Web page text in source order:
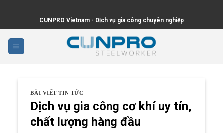
content
CUNPRO Vietnam - Dịch vụ gia công chuyên nghiệp
BÀI VIẾT TIN TỨC
Dịch vụ gia công cơ khí uy tín,
chất lượng hàng đầu